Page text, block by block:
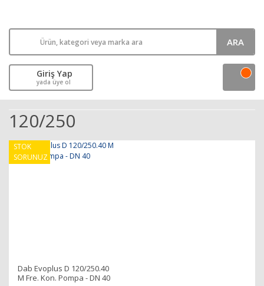
ARA
Giriş Yap
yada üye ol
120/250
STOK
SORUNUZ
Dab Evoplus D 120/250.40
M Fre. Kon. Pompa - DN 40